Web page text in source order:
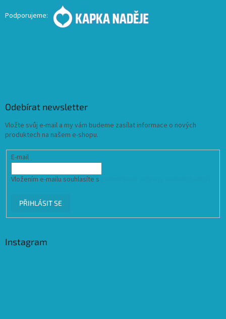
Podporujeme:
Odebírat newsletter
Vložte svůj e-mail a my vám budeme zasílat informace o nových
produktech na našem e-shopu.
E-mail
Vložením e-mailu souhlasíte s
PŘIHLÁSIT SE
Instagram